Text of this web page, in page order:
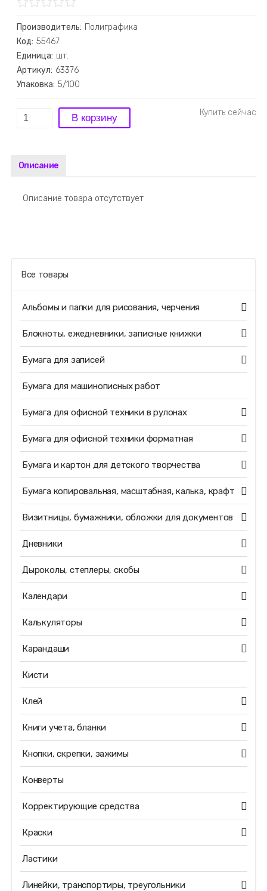
Производитель: Полиграфика
Код: 55467
Единица: шт.
Артикул: 63376
Упаковка: 5/100
Описание
Описание товара отсутствует
Все товары
Альбомы и папки для рисования, черчения
Блокноты, ежедневники, записные книжки
Бумага для записей
Бумага для машинописных работ
Бумага для офисной техники в рулонах
Бумага для офисной техники форматная
Бумага и картон для детского творчества
Бумага копировальная, масштабная, калька, крафт
Визитницы, бумажники, обложки для документов
Дневники
Дыроколы, степлеры, скобы
Календари
Калькуляторы
Карандаши
Кисти
Клей
Книги учета, бланки
Кнопки, скрепки, зажимы
Конверты
Корректирующие средства
Краски
Ластики
Линейки, транспортиры, треугольники